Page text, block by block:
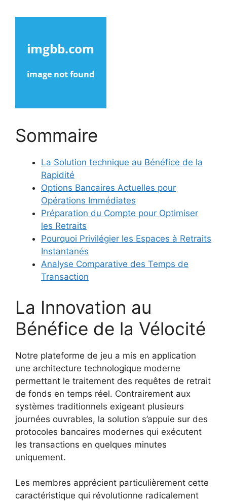
Sommaire
La Solution technique au Bénéfice de la
Rapidité
Options Bancaires Actuelles pour
Opérations Immédiates
Préparation du Compte pour Optimiser
les Retraits
Pourquoi Privilégier les Espaces à Retraits
Instantanés
Analyse Comparative des Temps de
Transaction
La Innovation au
Bénéfice de la Vélocité
Notre plateforme de jeu a mis en application
une architecture technologique moderne
permettant le traitement des requêtes de retrait
de fonds en temps réel. Contrairement aux
systèmes traditionnels exigeant plusieurs
journées ouvrables, la solution s’appuie sur des
protocoles bancaires modernes qui exécutent
les transactions en quelques minutes
uniquement.
Les membres apprécient particulièrement cette
caractéristique qui révolutionne radicalement